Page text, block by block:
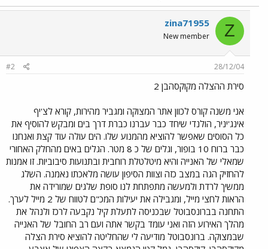
Z
zina71955
New member
28/12/04
#2
סירת ההצלה מקוקסהבן 2
אני משנה קורס לכוון אתר המצוקה ומגביר מהירות, קורא לצ'יף
אינג'יניר, הולנדי שיחד כבר עברנו כברת דרך בים ומבקש להוסיף את
כל הסוסים שאפשר להוציא מהמנוע שלו. הים עולה עוד קצת ואנחנו
כבר ברוח 10 בופור, וגלים של כ 8 מטר. הגלים באים מהחלק האחורי
שמאלי של האנייה והיא מיטלטלת רוחבית ובתנועות סיבוביות. זו אמנות
להחזיק הגה במצב כזה וצוות הסיפון עושה מלאכתו נאמנה. השלג
ממשיך לרדת ולמעשה מתפתחת לנו סופת שלגים שמורידה את
הראות לחצי מייל, ומגבילה את יעילות המכ"ם לטווח של 2 מייל לערך.
התחנה בברונסבוטל שבכניסה לתעלת קיל נקבעה לרכז ולנהל את
מהלך האירוע הזה ואני עומד בקשר אתה ועם רב החובל של האנייה
שבמצוקה. ברונסבוטל מודיעה לי שהחליטה להוציא סירת הצלה